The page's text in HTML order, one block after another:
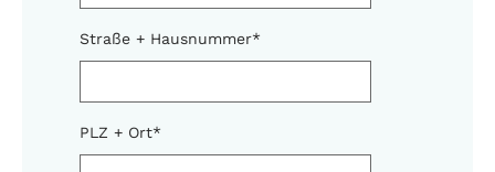
Straße + Hausnummer*
PLZ + Ort*